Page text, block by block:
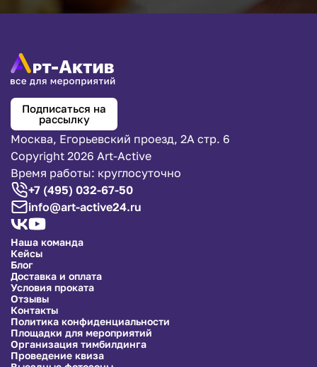
Подписаться на
рассылку
Москва, Егорьевский проезд, 2А стр. 6
Copyright 2026 Art-Active
Время работы: круглосуточно
+7 (495) 032-67-50
info@art-active24.ru
Наша команда
Кейсы
Блог
Доставка и оплата
Условия проката
Отзывы
Контакты
Политика конфиденциальности
Площадки для мероприятий
Организация тимбилдинга
Проведение квиза